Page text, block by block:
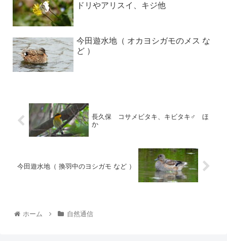
ドリやアリスイ、キジ他
今田遊水地（ オカヨシガモのメス な
ど ）
長久保 コサメビタキ、キビタキ♂ ほ
か
今田遊水地（ 換羽中のヨシガモ など ）
ホーム 自然通信